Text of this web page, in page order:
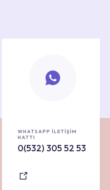
WHATSAPP İLETİŞİM
HATTI
0(532) 305 52 53